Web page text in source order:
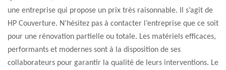
une entreprise qui propose un prix très raisonnable. Il s’agit de
HP Couverture. N’hésitez pas à contacter l’entreprise que ce soit
pour une rénovation partielle ou totale. Les matériels efficaces,
performants et modernes sont à la disposition de ses
collaborateurs pour garantir la qualité de leurs interventions. Le